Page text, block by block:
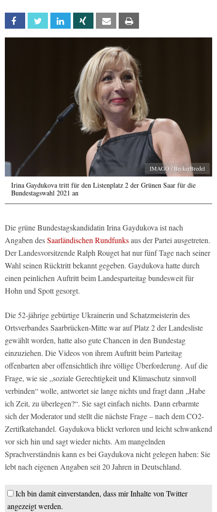
Facebook Twitter Linkedin Xing Email
IMAGO / BeckerBredel
Irina Gaydukova tritt für den Listenplatz 2 der Grünen Saar für die
Bundestagswahl 2021 an
Die grüne Bundestagskandidatin Irina Gaydukova ist nach
Angaben desSaarländischen Rundfunksaus der Partei ausgetreten.
Der Landesvorsitzende Ralph Rouget hat nur fünf Tage nach seiner
Wahl seinen Rücktritt bekannt gegeben. Gaydukova hatte durch
einen peinlichen Auftritt beim Landesparteitag bundesweit für
Hohn und Spott gesorgt.
Die 52-jährige gebürtige Ukrainerin und Schatzmeisterin des
Ortsverbandes Saarbrücken-Mitte war auf Platz 2 der Landesliste
gewählt worden, hatte also gute Chancen in den Bundestag
einzuziehen. Die Videos von ihrem Auftritt beim Parteitag
offenbarten aber offensichtlich ihre völlige Überforderung. Auf die
Frage, wie sie „soziale Gerechtigkeit und Klimaschutz sinnvoll
verbinden“ wolle, antwortet sie lange nichts und fragt dann „Habe
ich Zeit, zu überlegen?“. Sie sagt einfach nichts. Dann erbarmte
sich der Moderator und stellt die nächste Frage – nach dem CO2-
Zertifkatehandel. Gaydukova blickt verloren und leicht schwankend
vor sich hin und sagt wieder nichts. Am mangelnden
Sprachverständnis kann es bei Gaydukova nicht gelegen haben: Sie
lebt nach eigenen Angaben seit 20 Jahren in Deutschland.
Ich bin damit einverstanden, dass mir Inhalte von Twitter
angezeigt werden.